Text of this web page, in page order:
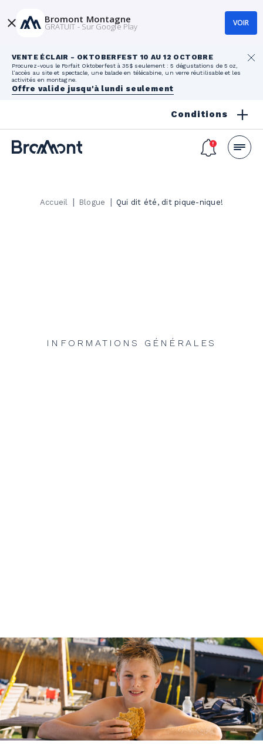
VENTE ÉCLAIR - OKTOBERFEST 10 AU 12 OCTOBRE
Procurez-vous le Forfait Oktoberfest à 35$ seulement : 5 dégustations de 5 oz,
l’accès au site et spectacle, une balade en télécabine, un verre réutilisable et les
activités en montagne.
Offre valide jusqu'à lundi seulement
Conditions
Accueil | Blogue | Qui dit été, dit pique-nique!
INFORMATIONS GÉNÉRALES
Bromont Montagne
GRATUIT - Sur Google Play VOIR